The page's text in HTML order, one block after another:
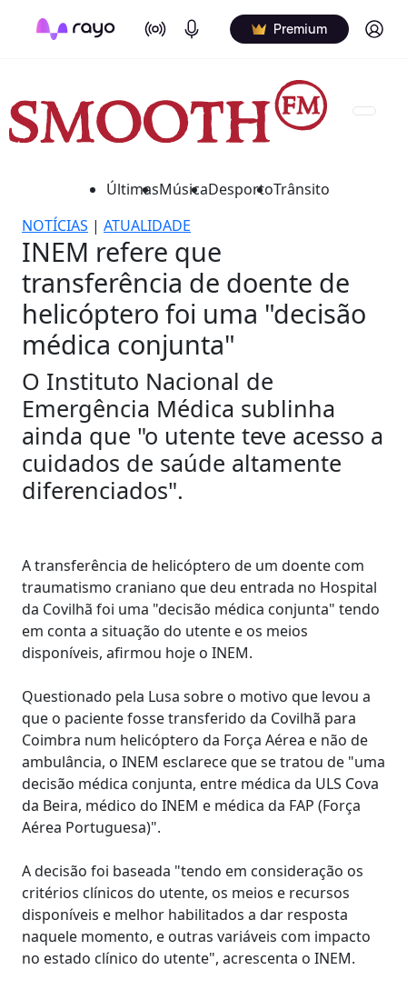
On Air Podcasts Premium Log in
ÚltimasMúsicaDesportoTrânsito
NOTÍCIAS | ATUALIDADE
INEM refere que
transferência de doente de
helicóptero foi uma "decisão
médica conjunta"
O Instituto Nacional de
Emergência Médica sublinha
ainda que "o utente teve acesso a
cuidados de saúde altamente
diferenciados".
A transferência de helicóptero de um doente com
traumatismo craniano que deu entrada no Hospital
da Covilhã foi uma "decisão médica conjunta" tendo
em conta a situação do utente e os meios
disponíveis, afirmou hoje o INEM.
Questionado pela Lusa sobre o motivo que levou a
que o paciente fosse transferido da Covilhã para
Coimbra num helicóptero da Força Aérea e não de
ambulância, o INEM esclarece que se tratou de "uma
decisão médica conjunta, entre médica da ULS Cova
da Beira, médico do INEM e médica da FAP (Força
Aérea Portuguesa)".
A decisão foi baseada "tendo em consideração os
critérios clínicos do utente, os meios e recursos
disponíveis e melhor habilitados a dar resposta
naquele momento, e outras variáveis com impacto
no estado clínico do utente", acrescenta o INEM.